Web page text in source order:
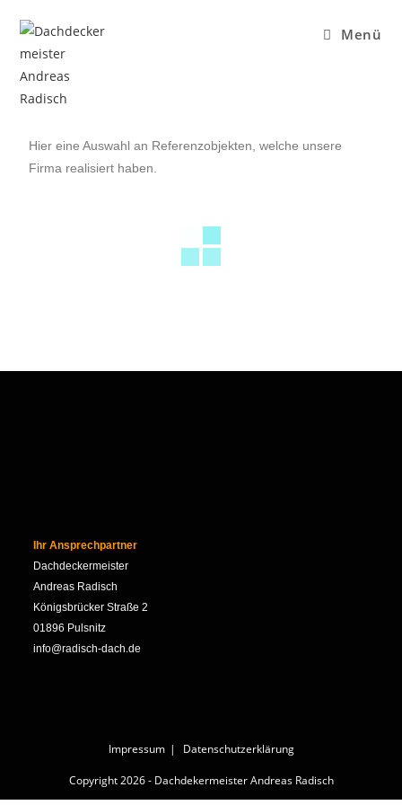
Menü
Hier eine Auswahl an Referenzobjekten, welche unsere
Firma realisiert haben.
Ihr Ansprechpartner
Dachdeckermeister
Andreas Radisch
Königsbrücker Straße 2
01896 Pulsnitz
info@radisch-dach.de
Impressum Datenschutzerklärung
Copyright 2026 - Dachdekermeister Andreas Radisch